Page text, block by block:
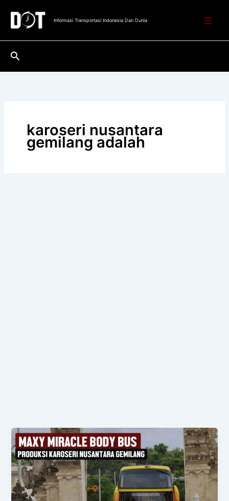
konten
Informasi Transportasi Indonesia Dan Dunia
Cari
karoseri nusantara
gemilang adalah